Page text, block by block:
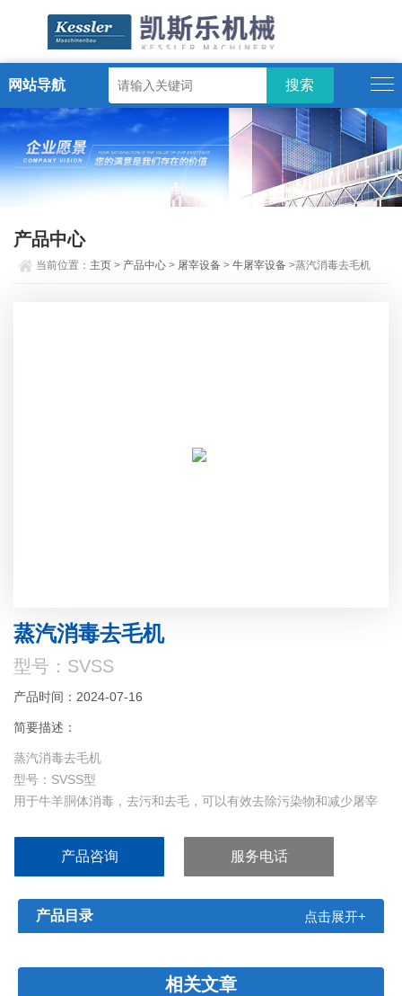
ENGLISH
网站导航
产品中心
当前位置： 主页 > 产品中心 > 屠宰设备 >牛屠宰设备 >蒸汽消毒去毛机
蒸汽消毒去毛机
型号：SVSS
产品时间：2024-07-16
简要描述：
蒸汽消毒去毛机
型号：SVSS型
用于牛羊胴体消毒，去污和去毛，可以有效去除污染物和减少屠宰
同时用蒸汽消毒
增加了食品安全
相对于用刀切掉产品去污，降低了产品的损失，从而增加了产量
胴体表
产品咨询 服务电话
产品目录 点击展开+
相关文章